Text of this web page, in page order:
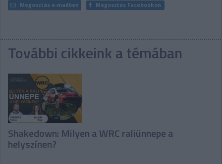
Megosztás e-mailben Megosztás Facebookon
További cikkeink a témában
Shakedown: Milyen a WRC raliünnepe a
helyszínen?